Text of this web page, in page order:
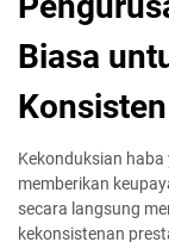
Biasa
Konsisten
Kekonduksian
memberikan
secara langsung
kekonsistenan